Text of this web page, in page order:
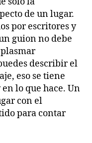
de un lugar.
por escritores y
guion no debe
describir el
eso se tiene
lo que hace. Un
con el
para contar